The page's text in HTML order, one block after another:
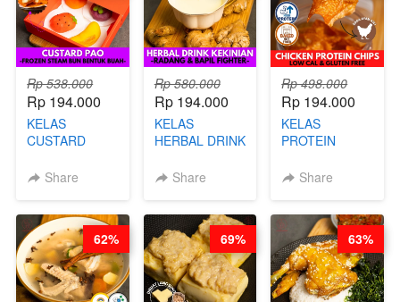
Rp 538.000
Rp 194.000
KELAS
CUSTARD
STEAM BUN
CHEF DITA
Share
Rp 580.000
Rp 194.000
KELAS
HERBAL DRINK
RADANG &
BARISTA
ARISUDANA
Share
Rp 498.000
Rp 194.000
KELAS
PROTEIN
CHIPS -
RENDAH
KALORI
GLUTEN FREE
BY CHEF DITA
Share
62% 69% 63%